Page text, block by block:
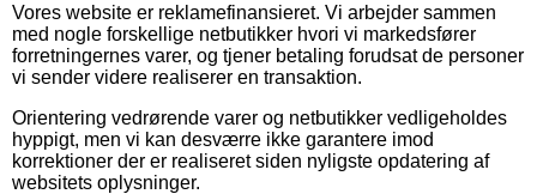
Vores website er reklamefinansieret. Vi arbejder sammen
med nogle forskellige netbutikker hvori vi markedsfører
forretningernes varer, og tjener betaling forudsat de personer
vi sender videre realiserer en transaktion.
Orientering vedrørende varer og netbutikker vedligeholdes
hyppigt, men vi kan desværre ikke garantere imod
korrektioner der er realiseret siden nyligste opdatering af
websitets oplysninger.